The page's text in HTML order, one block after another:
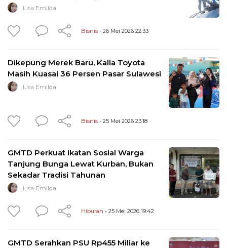
Lisa Emilda
Bisnis - 26 Mei 2026 22:33
Dikepung Merek Baru, Kalla Toyota
Masih Kuasai 36 Persen Pasar Sulawesi
Lisa Emilda
Bisnis - 25 Mei 2026 23:18
GMTD Perkuat Ikatan Sosial Warga
Tanjung Bunga Lewat Kurban, Bukan
Sekadar Tradisi Tahunan
Lisa Emilda
Hiburan - 25 Mei 2026 19:42
GMTD Serahkan PSU Rp455 Miliar ke